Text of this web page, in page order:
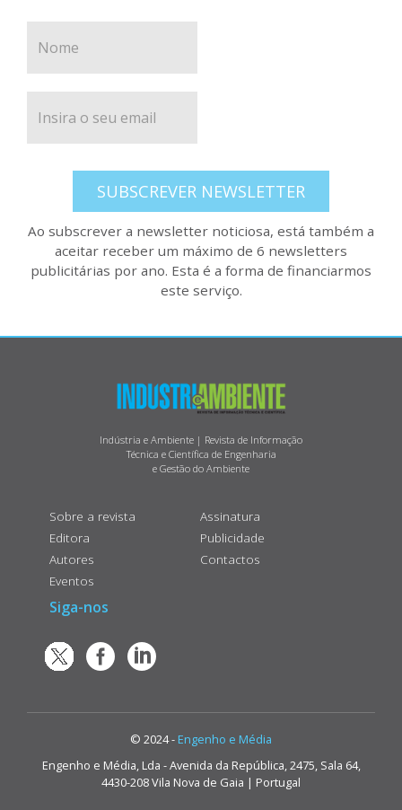
SUBSCREVER NEWSLETTER
Ao subscrever a newsletter noticiosa, está também a
aceitar receber um máximo de 6 newsletters
publicitárias por ano. Esta é a forma de financiarmos
este serviço.
Indústria e Ambiente | Revista de Informação
Técnica e Científica de Engenharia
e Gestão do Ambiente
Sobre a revista
Editora
Autores
Eventos
Assinatura
Publicidade
Contactos
Siga-nos
© 2024 - Engenho e Média
Engenho e Média, Lda - Avenida da República, 2475, Sala 64,
4430-208 Vila Nova de Gaia | Portugal